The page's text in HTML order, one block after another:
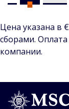
Цена указана в
сборами.
компании.